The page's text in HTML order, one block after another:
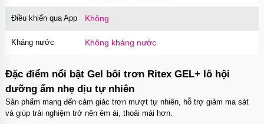
Điều khiển qua App Không
Kháng nước Không kháng nước
Đặc điểm nổi bật Gel bôi trơn Ritex GEL+ lô hội
dưỡng ẩm nhẹ dịu tự nhiên
Sản phẩm mang đến cảm giác trơn mượt tự nhiên, hỗ trợ giảm ma sát
và giúp trải nghiệm trở nên êm ái, thoải mái hơn.